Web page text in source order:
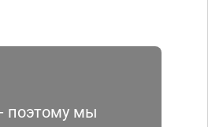
поэтому мы